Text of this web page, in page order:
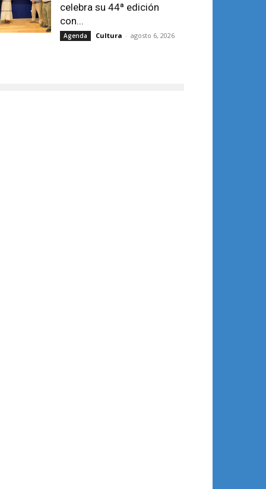
celebra su 44ª edición
con...
Agenda Cultura - agosto 6, 2026